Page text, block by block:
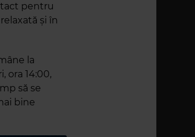
pentru
și în
la
ora 14:00,
să se
bine